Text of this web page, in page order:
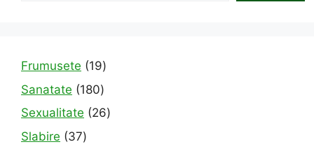
Frumusete 1919
products
Sanatate 180180
products
Sexualitate 2626
Slabire 3737